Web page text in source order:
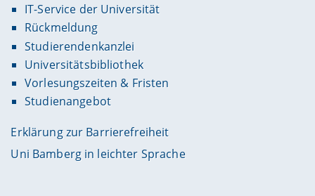
IT-Service der Universität
Rückmeldung
Studierendenkanzlei
Universitätsbibliothek
Vorlesungszeiten & Fristen
Studienangebot
Erklärung zur Barrierefreiheit
Uni Bamberg in leichter Sprache